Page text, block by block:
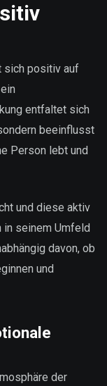
sich positiv auf
entfaltet sich
beeinflusst
Person lebt und
und diese aktiv
in seinem Umfeld
davon, ob
und
der